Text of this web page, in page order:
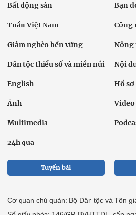
Bất động sản Bạn
Tuần Việt Nam Công
Giảm nghèo bền vững Nông
Dân tộc thiểu số và miền núi Nội
English Hồ sơ
Ảnh Video
Multimedia
24h qua
Tuyến bài
Cơ quan chủ quản: Bộ Dân tộc và Tôn